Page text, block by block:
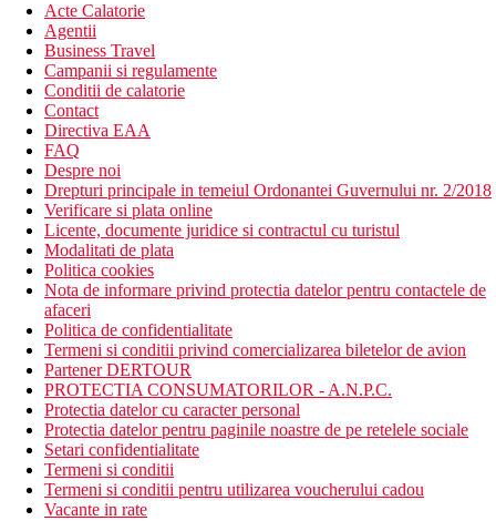
Acte Calatorie
Agentii
Business Travel
Campanii si regulamente
Conditii de calatorie
Contact
Directiva EAA
FAQ
Despre noi
Drepturi principale in temeiul Ordonantei Guvernului nr. 2/2018
Verificare si plata online
Licente, documente juridice si contractul cu turistul
Modalitati de plata
Politica cookies
Nota de informare privind protectia datelor pentru contactele de
afaceri
Politica de confidentialitate
Termeni si conditii privind comercializarea biletelor de avion
Partener DERTOUR
PROTECTIA CONSUMATORILOR - A.N.P.C.
Protectia datelor cu caracter personal
Protectia datelor pentru paginile noastre de pe retelele sociale
Setari confidentialitate
Termeni si conditii
Termeni si conditii pentru utilizarea voucherului cadou
Vacante in rate